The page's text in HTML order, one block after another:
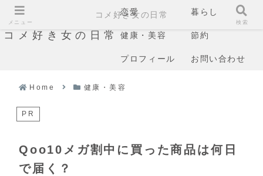
コメ好き女の日常
恋愛 暮らし
健康・美容 節約
プロフィール お問い合わせ
Home 健康・美容
PR
Qoo10メガ割中に買った商品は何日
で届く？
メニュー
コメ好き女の日常
検索